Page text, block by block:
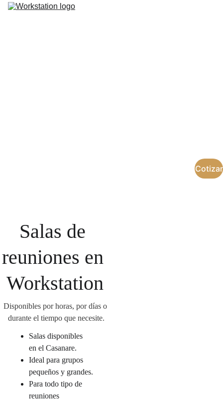
Cotizar
Salas disponibles
en el Casanare.
Ideal para grupos
pequeños y grandes.
Para todo tipo de
reuniones
Salas de
reuniones en
Workstation
Disponibles por horas, por días o
durante el tiempo que necesite.